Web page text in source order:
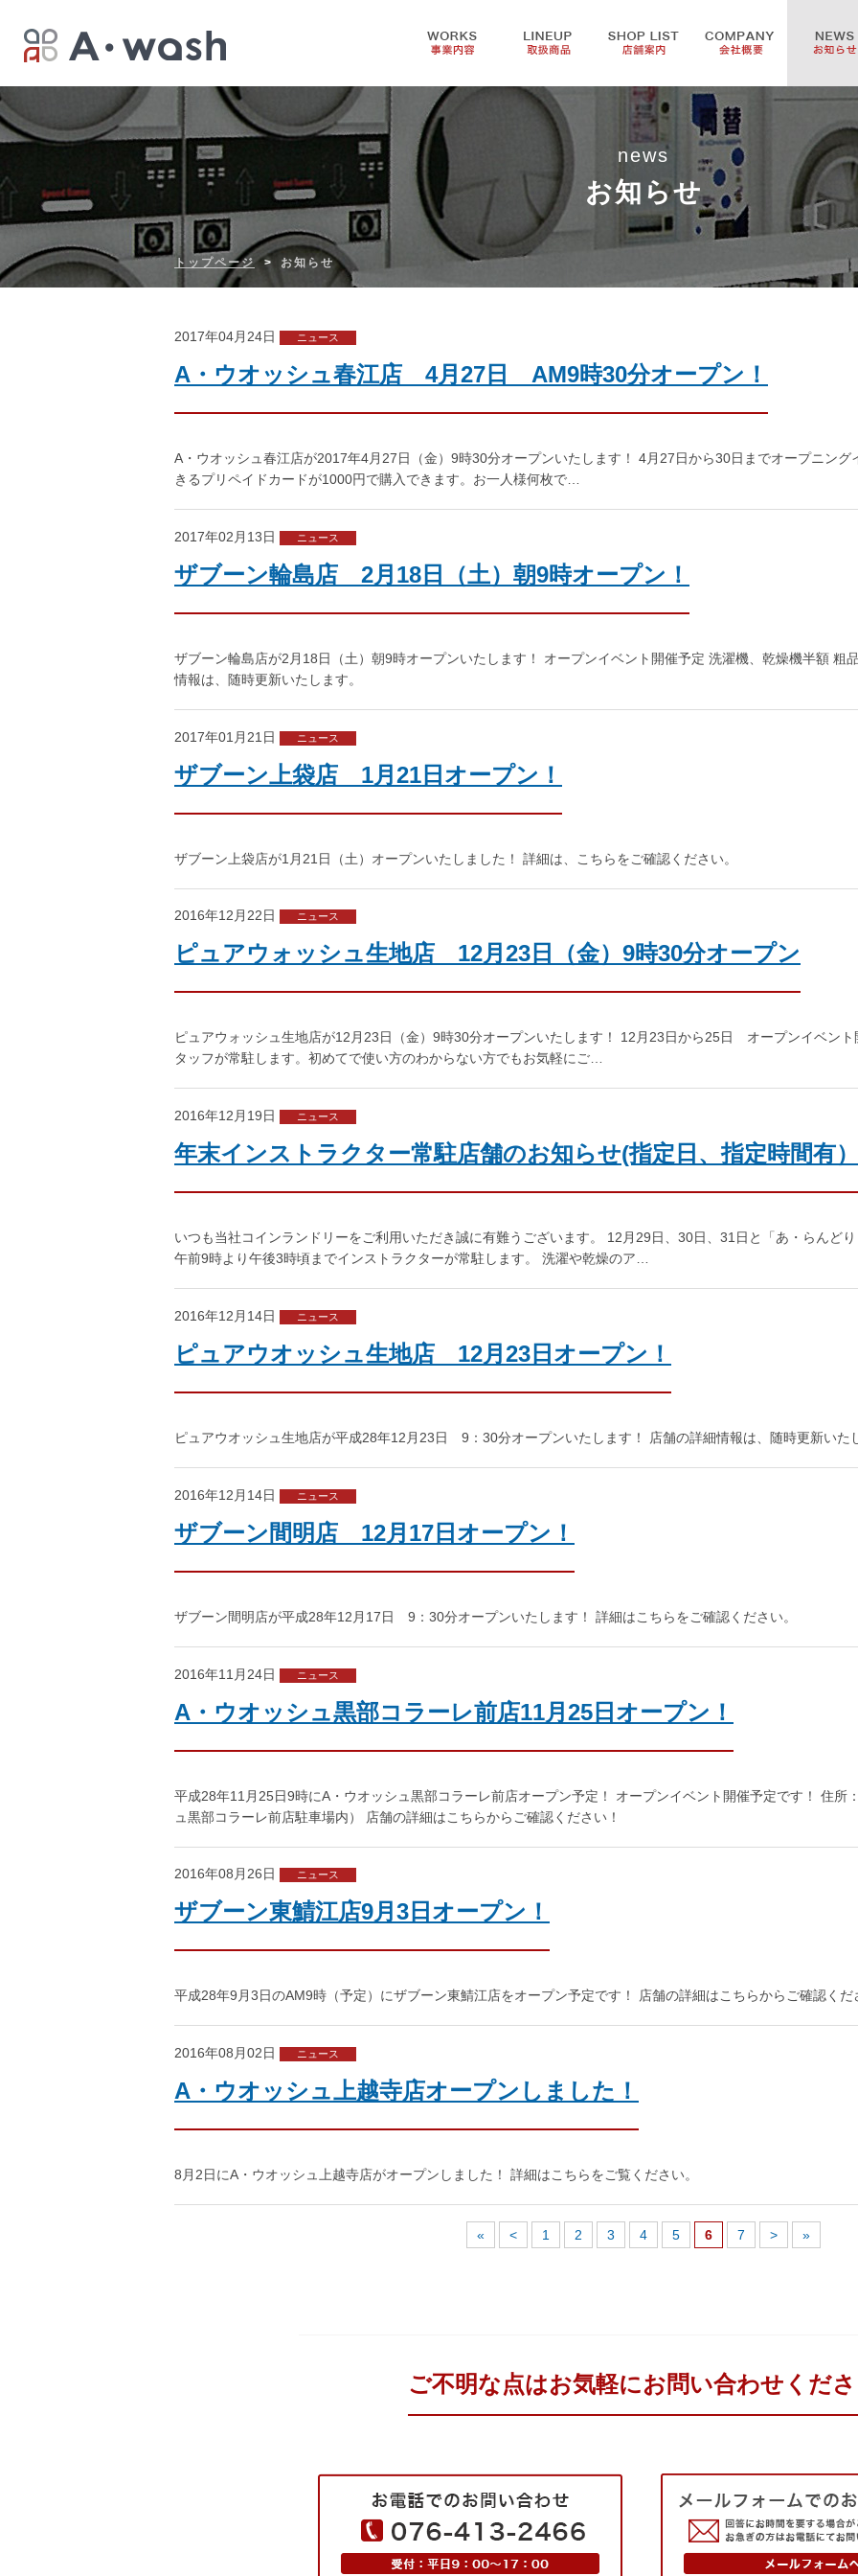
news
お知らせ
トップページ お知らせ
2017年04月24日 ニュース
A・ウオッシュ春江店 4月27日 AM9時30分オープン！
A・ウオッシュ春江店が2017年4月27日（金）9時30分オープンいたします！ 4月27日から30日までオープニン
きるプリペイドカードが1000円で購入できます。お一人様何枚で…
2017年02月13日 ニュース
ザブーン輪島店 2月18日（土）朝9時オープン！
ザブーン輪島店が2月18日（土）朝9時オープンいたします！ オープンイベント開催予定 洗濯機、乾燥機半額 粗
情報は、随時更新いたします。
2017年01月21日 ニュース
ザブーン上袋店 1月21日オープン！
ザブーン上袋店が1月21日（土）オープンいたしました！ 詳細は、こちらをご確認ください。
2016年12月22日 ニュース
ピュアウォッシュ生地店 12月23日（金）9時30分オープン
ピュアウォッシュ生地店が12月23日（金）9時30分オープンいたします！ 12月23日から25日 オープンイベン
タッフが常駐します。初めてで使い方のわからない方でもお気軽にご…
2016年12月19日 ニュース
年末インストラクター常駐店舗のお知らせ(指定日、指定時間有）
いつも当社コインランドリーをご利用いただき誠に有難うございます。 12月29日、30日、31日と「あ・らんど
午前9時より午後3時頃までインストラクターが常駐します。 洗濯や乾燥のア…
2016年12月14日 ニュース
ピュアウオッシュ生地店 12月23日オープン！
ピュアウオッシュ生地店が平成28年12月23日 9：30分オープンいたします！ 店舗の詳細情報は、随時更新いた
2016年12月14日 ニュース
ザブーン間明店 12月17日オープン！
ザブーン間明店が平成28年12月17日 9：30分オープンいたします！ 詳細はこちらをご確認ください。
2016年11月24日 ニュース
A・ウオッシュ黒部コラーレ前店11月25日オープン！
平成28年11月25日9時にA・ウオッシュ黒部コラーレ前店オープン予定！ オープンイベント開催予定です！ 住所
ュ黒部コラーレ前店駐車場内） 店舗の詳細はこちらからご確認ください！
2016年08月26日 ニュース
ザブーン東鯖江店9月3日オープン！
平成28年9月3日のAM9時（予定）にザブーン東鯖江店をオープン予定です！ 店舗の詳細はこちらからご確認くだ
2016年08月02日 ニュース
A・ウオッシュ上越寺店オープンしました！
8月2日にA・ウオッシュ上越寺店がオープンしました！ 詳細はこちらをご覧ください。
« < 1 2 3 4 5 6 7 > »
ご不明な点はお気軽にお問い合わせくだ